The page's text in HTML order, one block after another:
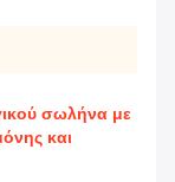
σωλήνα με
και